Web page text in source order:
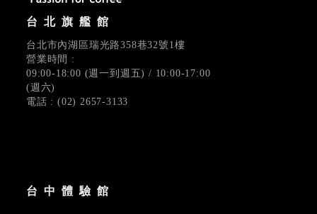
台北旗艦館
台北市內湖區瑞光路358巷32號1樓
營業時間 :
09:00-18:00 (週一到週五) / 10:00-17:00
(週六)
電話 : (02) 2657-3133
台中體驗館